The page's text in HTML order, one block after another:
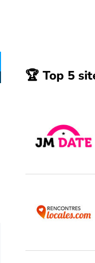
🏆 Top 5